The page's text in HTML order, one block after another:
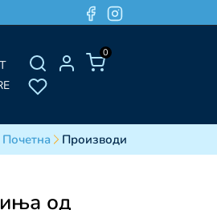
0
Почетна Производи
од